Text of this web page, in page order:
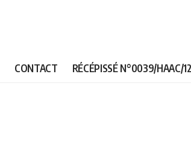
CONTACT RÉCÉPISSÉ N°0039/HAAC/